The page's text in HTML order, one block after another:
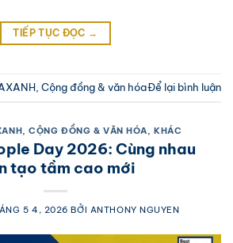
TIẾP TỤC ĐỌC →
Cộng đồng & văn hóaĐể lại bình luận
,CỘNG ĐỒNG & VĂN HÓA ,KHÁC
Day 2026: Cùng nhau
tạo tầm cao mới
5 4, 2026 BỞI ANTHONY NGUYEN